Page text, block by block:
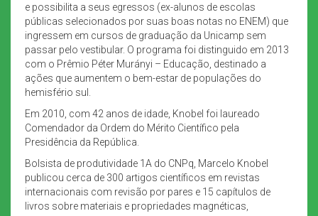
e possibilita a seus egressos (ex-alunos de escolas
públicas selecionados por suas boas notas no ENEM) que
ingressem em cursos de graduação da Unicamp sem
passar pelo vestibular. O programa foi distinguido em 2013
com o Prêmio Péter Murányi – Educação, destinado a
ações que aumentem o bem-estar de populações do
hemisfério sul.
Em 2010, com 42 anos de idade, Knobel foi laureado
Comendador da Ordem do Mérito Científico pela
Presidência da República.
Bolsista de produtividade 1A do CNPq, Marcelo Knobel
publicou cerca de 300 artigos científicos em revistas
internacionais com revisão por pares e 15 capítulos de
livros sobre materiais e propriedades magnéticas,